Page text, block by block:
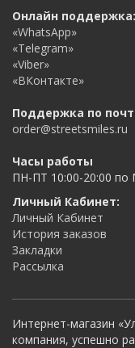
Онлайн поддержка:
«WhatsApp»
«Telegram»
«Viber»
«ВКонтакте»
Поддержка по
order@streetsmiles.ru
Часы работы
ПН-ПТ 10:00-20:00 по
Личный Кабинет:
Личный Кабинет
История заказов
Закладки
Рассылка
Интернет-магазин
компания, успешно